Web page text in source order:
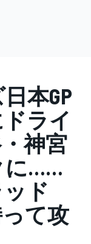
本GP
ライ
神宮
に……
ド
って攻